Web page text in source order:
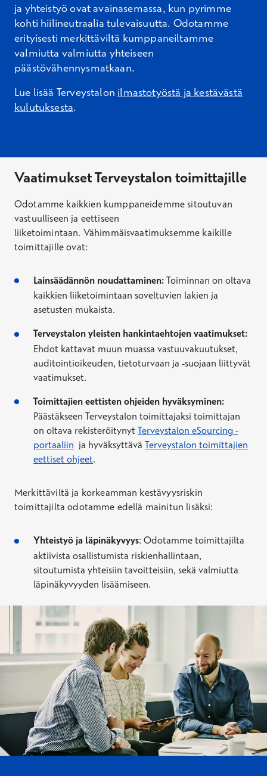
ja yhteistyö ovat avainasemassa, kun pyrimme
kohti hiilineutraalia tulevaisuutta. Odotamme
erityisesti merkittäviltä kumppaneiltamme
valmiutta valmiutta yhteiseen
päästövähennysmatkaan.
Lue lisää Terveystalon ilmastotyöstä ja kestävästä
kulutuksesta.
Vaatimukset Terveystalon toimittajille
Odotamme kaikkien kumppaneidemme sitoutuvan
vastuulliseen ja eettiseen
liiketoimintaan. Vähimmäisvaatimuksemme kaikille
toimittajille ovat:
Lainsäädännön noudattaminen: Toiminnan on oltava
kaikkien liiketoimintaan soveltuvien lakien ja
asetusten mukaista.
Terveystalon yleisten hankintaehtojen vaatimukset:
Ehdot kattavat muun muassa vastuuvakuutukset,
auditointioikeuden, tietoturvaan ja -suojaan liittyvät
vaatimukset.
Toimittajien eettisten ohjeiden hyväksyminen:
Päästäkseen Terveystalon toimittajaksi toimittajan
on oltava rekisteröitynyt Terveystalon eSourcing -
portaaliin ja hyväksyttävä Terveystalon toimittajien
eettiset ohjeet.
Merkittäviltä ja korkeamman kestävyysriskin
toimittajilta odotamme edellä mainitun lisäksi:
Yhteistyö ja läpinäkyvyys: Odotamme toimittajilta
aktiivista osallistumista riskienhallintaan,
sitoutumista yhteisiin tavoitteisiin, sekä valmiutta
läpinäkyvyyden lisäämiseen.